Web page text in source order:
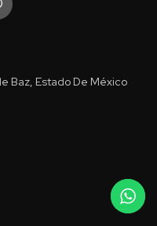
Baz, Estado De México